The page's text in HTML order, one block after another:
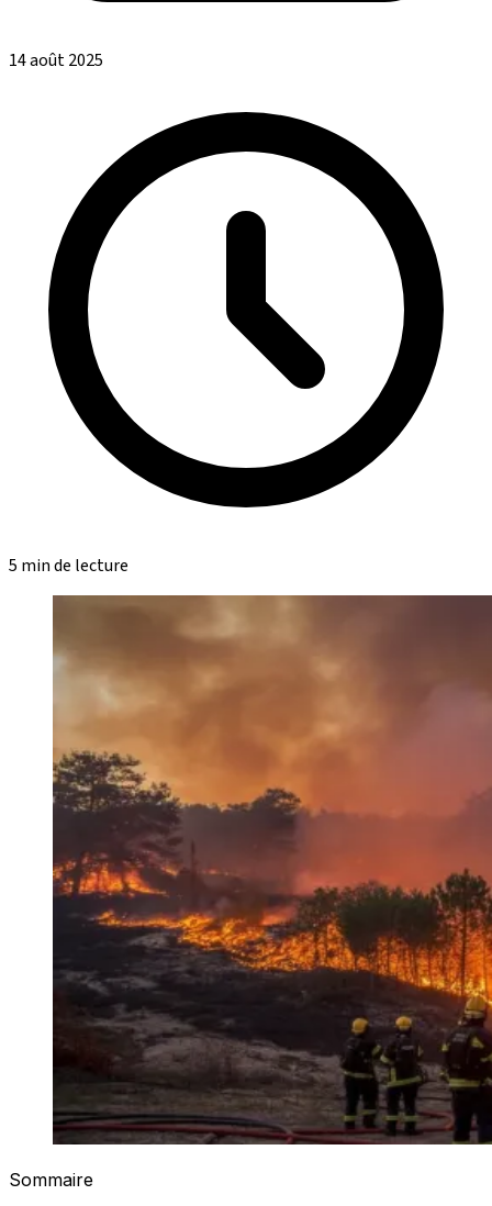
14 août 2025
5 min de lecture
Sommaire